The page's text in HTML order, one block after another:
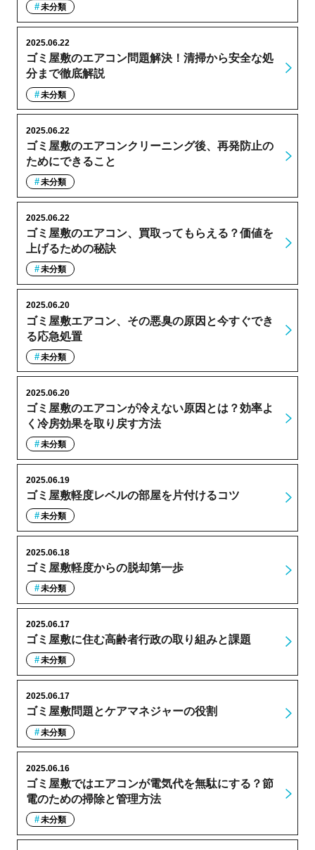
未分類
ゴミ屋敷のエアコン問題解決！清掃から安全な処
分まで徹底解説
2025.06.22
未分類
ゴミ屋敷のエアコンクリーニング後、再発防止の
ためにできること
2025.06.22
未分類
ゴミ屋敷のエアコン、買取ってもらえる？価値を
上げるための秘訣
2025.06.22
未分類
ゴミ屋敷エアコン、その悪臭の原因と今すぐでき
る応急処置
2025.06.20
未分類
ゴミ屋敷のエアコンが冷えない原因とは？効率よ
く冷房効果を取り戻す方法
2025.06.20
未分類
ゴミ屋敷軽度レベルの部屋を片付けるコツ
2025.06.19
未分類
ゴミ屋敷軽度からの脱却第一歩
2025.06.18
未分類
ゴミ屋敷に住む高齢者行政の取り組みと課題
2025.06.17
未分類
ゴミ屋敷問題とケアマネジャーの役割
2025.06.17
未分類
ゴミ屋敷ではエアコンが電気代を無駄にする？節
電のための掃除と管理方法
2025.06.16
未分類